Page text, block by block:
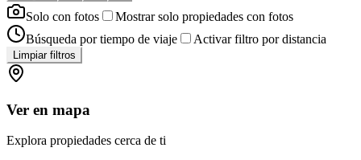
Solo con fotos
Mostrar solo propiedades con fotos
Búsqueda por tiempo de viaje
Activar filtro por distancia
Limpiar filtros
Ver en mapa
Explora propiedades cerca de ti